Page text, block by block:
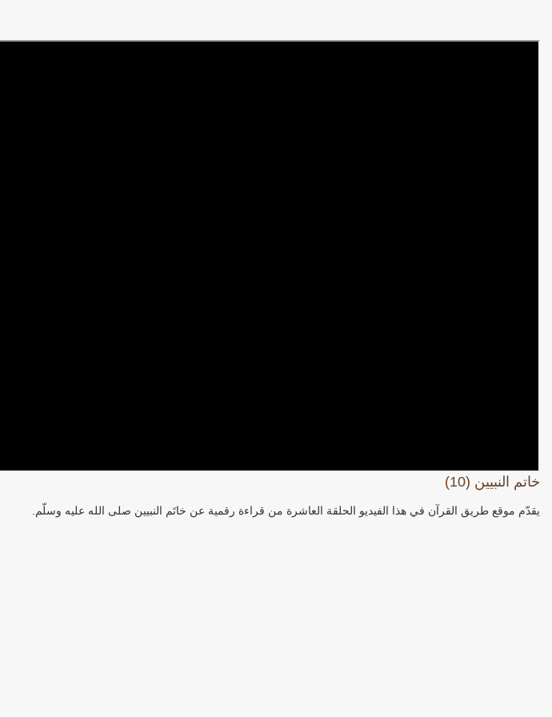
خاتم النبيين (10)
يقدّم موقع طريق القرآن في هذا الفيديو الحلقة العاشرة من قراءة رقمية عن خاتَم النبيين صلى الله عليه وسلّم.